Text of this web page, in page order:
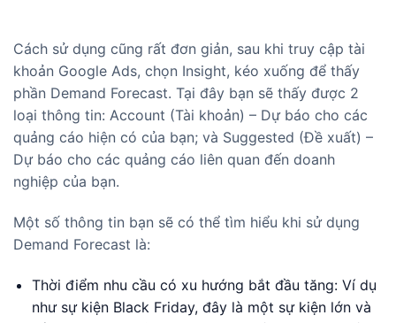
Cách sử dụng cũng rất đơn giản, sau khi truy cập tài
khoản Google Ads, chọn Insight, kéo xuống để thấy
phần Demand Forecast. Tại đây bạn sẽ thấy được 2
loại thông tin: Account (Tài khoản) – Dự báo cho các
quảng cáo hiện có của bạn; và Suggested (Đề xuất) –
Dự báo cho các quảng cáo liên quan đến doanh
nghiệp của bạn.
Một số thông tin bạn sẽ có thể tìm hiểu khi sử dụng
Demand Forecast là:
Thời điểm nhu cầu có xu hướng bắt đầu tăng: Ví dụ
như sự kiện Black Friday, đây là một sự kiện lớn và